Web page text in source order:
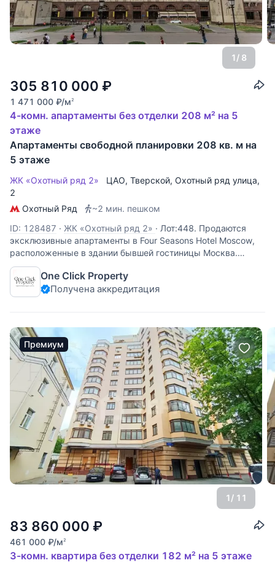
1/ 8
305 810 000 ₽
1 471 000 ₽/м2
4-комн. апартаменты без отделки 208 м² на 5
этаже
Апартаменты свободной планировки 208 кв. м на
5 этаже
ЖК «Охотный ряд 2» ЦАО, Тверской, Охотный ряд улица,
2
Охотный Ряд
~2 мин. пешком
ID: 128487 · ЖК «Охотный ряд 2» · Лот:448. Продаются
эксклюзивные апартаменты в Four Seasons Hotel Moscow,
расположенные в здании бывшей гостиницы Москва.
Апартаменты под отделку, свободной планировки. Окна
апартамента выходят на три стороны: виды в сторону
Большого театра, Красной
One Click Property
Получена аккредитация
Премиум
1/ 11
83 860 000 ₽
461 000 ₽/м2
3-комн. квартира без отделки 182 м² на 5 этаже